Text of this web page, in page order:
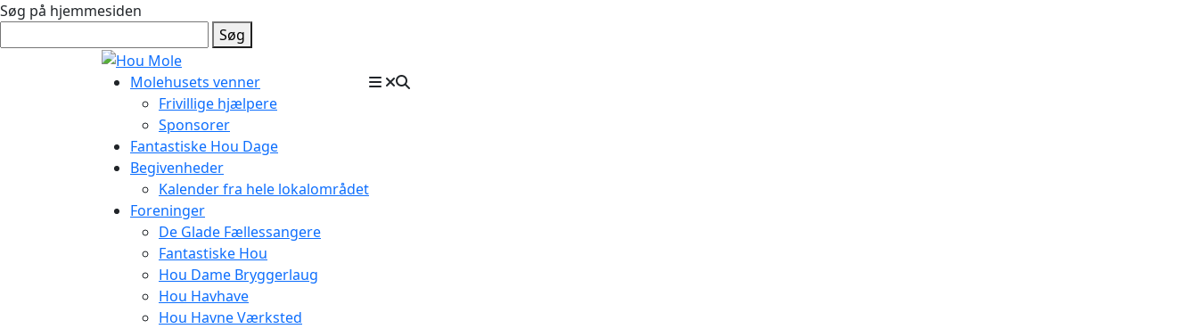
Søg på hjemmesiden
Søg
Molehusets venner
Frivillige hjælpere
Sponsorer
Fantastiske Hou Dage
Begivenheder
Kalender fra hele lokalområdet
Foreninger
De Glade Fællessangere
Fantastiske Hou
Hou Dame Bryggerlaug
Hou Havhave
Hou Havne Værksted